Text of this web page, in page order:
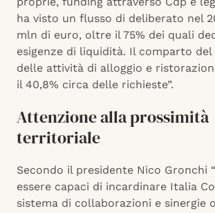
ha visto un flusso di deliberato nel
mln di euro, oltre il 75% dei quali
esigenze di liquidità. Il comparto
delle attività di alloggio e
il 40,8% circa delle richieste”.
Attenzione alla prossimità
territoriale
Secondo il presidente Nico Gronchi
essere capaci di incardinare Italia
sistema di collaborazioni e sinergie